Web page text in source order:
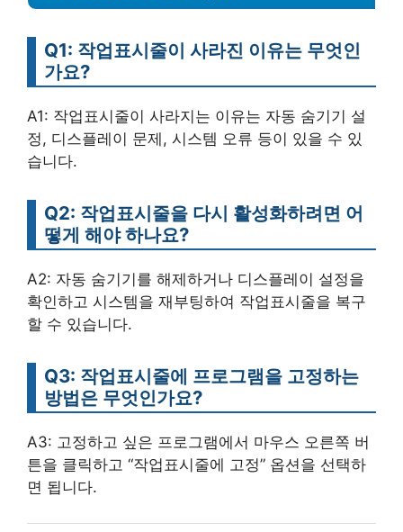
Q1: 작업표시줄이 사라진 이유는 무엇인
가요?
A1: 작업표시줄이 사라지는 이유는 자동 숨기기 설
정, 디스플레이 문제, 시스템 오류 등이 있을 수 있
습니다.
Q2: 작업표시줄을 다시 활성화하려면 어
떻게 해야 하나요?
A2: 자동 숨기기를 해제하거나 디스플레이 설정을
확인하고 시스템을 재부팅하여 작업표시줄을 복구
할 수 있습니다.
Q3: 작업표시줄에 프로그램을 고정하는
방법은 무엇인가요?
A3: 고정하고 싶은 프로그램에서 마우스 오른쪽 버
튼을 클릭하고 “작업표시줄에 고정” 옵션을 선택하
면 됩니다.